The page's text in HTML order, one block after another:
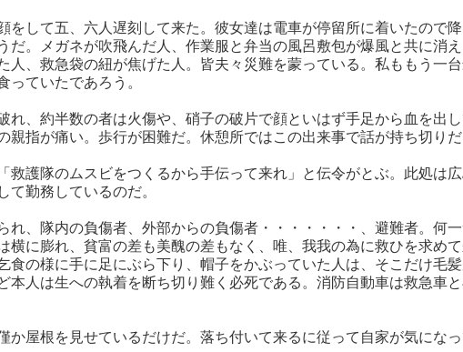
をして五、六人遅刻して来た。彼女達は電車が停留所に着いたので
だ。メガネが吹飛んだ人、作業服と弁当の風呂敷包が爆風と共に消
人、救急袋の紐が焦げた人。皆夫々災難を蒙っている。私ももう一
っていたであろう。
れ、約半数の者は火傷や、硝子の破片で顔といはず手足から血を出
親指が痛い。歩行が困難だ。休憩所ではこの出来事で話が持ち切りだ
救護隊のムスビをつくるから手伝って来れ」と伝令がとぶ。此処は
て勤務しているのだ。
れ、隊内の負傷者、外部からの負傷者・・・・・・・、避難者。何
横に膨れ、貧富の差も美醜の差もなく、唯、我我の為に救ひを求めて
食の様に手に足にぶら下り、帽子をかぶっていた人は、そこだけ毛
本人は生への執着を断ち切り難く必死である。消防自動車は救急車
か屋根を見せているだけだ。落ち付いて来るに従って自家が気になっ